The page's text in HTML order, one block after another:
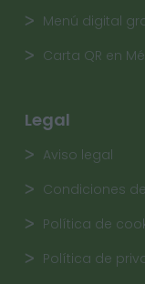
Menú digital
Carta QR en
Legal
Aviso legal
Condiciones
Política de
Política de